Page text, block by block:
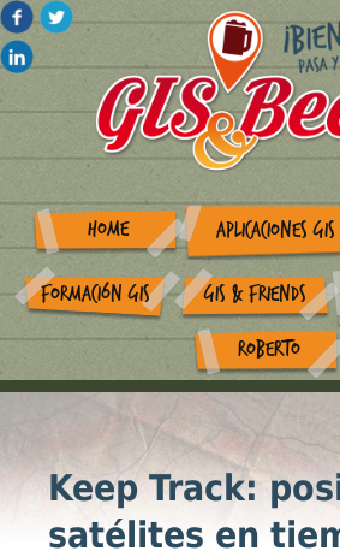
HOME APLICACIONES GIS
FORMACIÓN GIS GIS & FRIENDS
ROBERTO
Keep Track:
satélites en